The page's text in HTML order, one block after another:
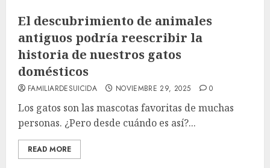
El descubrimiento de animales
antiguos podría reescribir la
historia de nuestros gatos
domésticos
FAMILIARDESUICIDA NOVIEMBRE 29, 2025 0
Los gatos son las mascotas favoritas de muchas
personas. ¿Pero desde cuándo es así?...
READ MORE